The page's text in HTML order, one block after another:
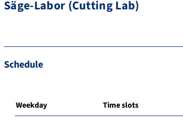
Säge-Labor (Cutting Lab)
Schedule
Weekday Time slots